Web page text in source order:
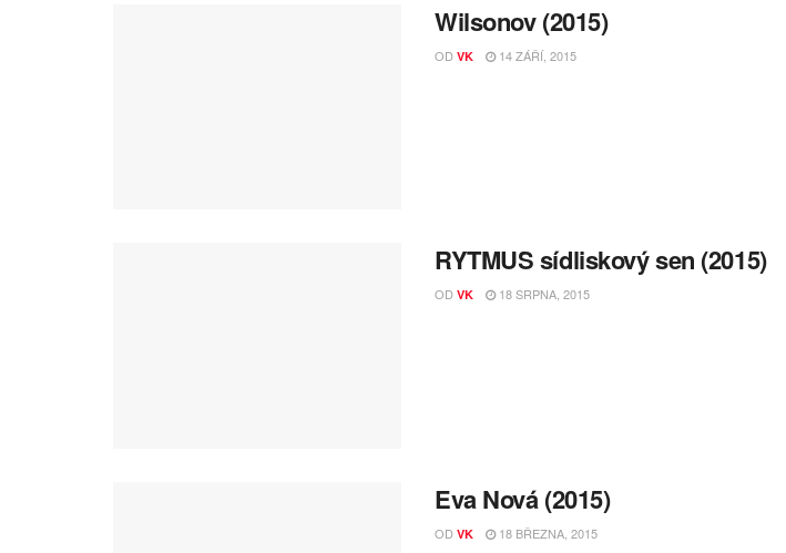
Wilsonov (2015)
OD VK 14 ZÁŘÍ, 2015
RYTMUS sídliskový sen (2015)
OD VK 18 SRPNA, 2015
Eva Nová (2015)
OD VK 18 BŘEZNA, 2015